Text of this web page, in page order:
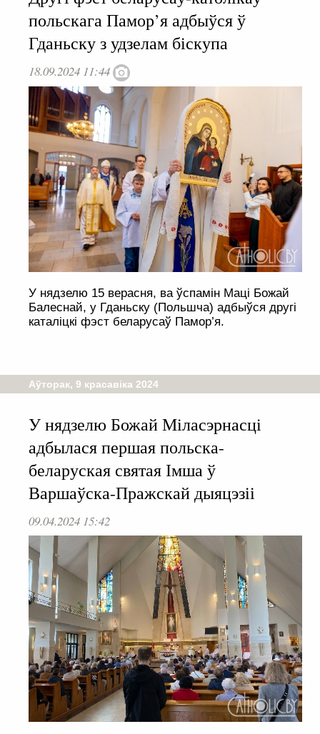
польскага Памор’я адбыўся ў
Гданьску з удзелам біскупа
18.09.2024 11:44
У нядзелю 15 верасня, ва ўспамін Маці Божай
Балеснай, у Гданьску (Польшча) адбыўся другі
каталіцкі фэст беларусаў Памор’я.
Аўторак, 9 красавіка 2024
У нядзелю Божай Міласэрнасці
адбылася першая польска-
беларуская святая Імша ў
Варшаўска-Пражскай дыяцэзіі
09.04.2024 15:42